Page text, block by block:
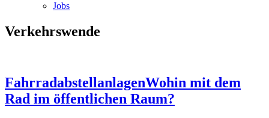
Jobs
Verkehrswende
FahrradabstellanlagenWohin mit dem
Rad im öffentlichen Raum?